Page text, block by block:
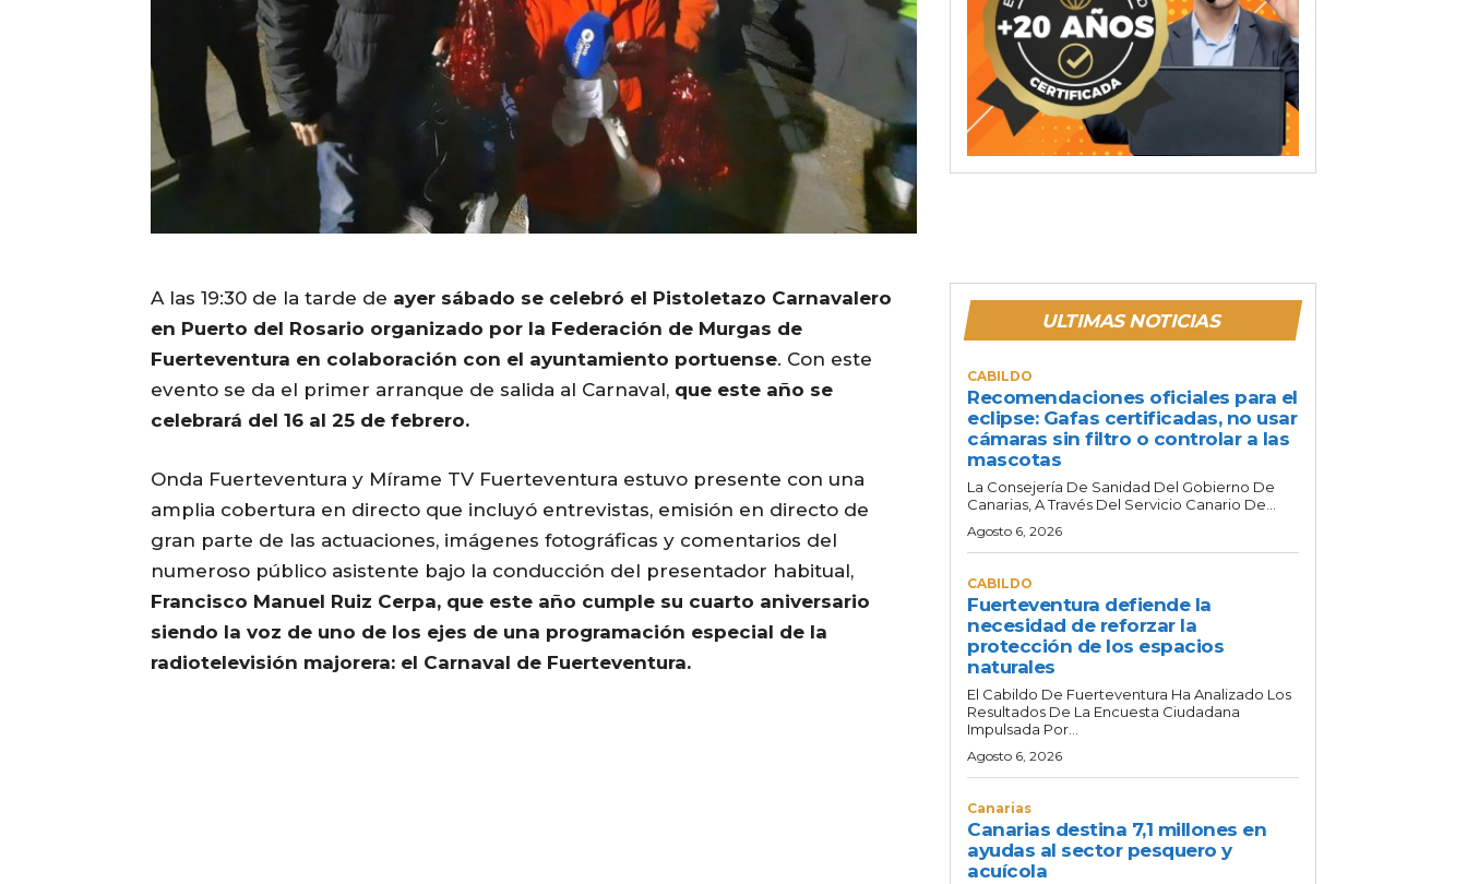
A las 19:30 de la tarde de ayer sábado se celebró el Pistoletazo Carnavalero
en Puerto del Rosario organizado por la Federación de Murgas de
Fuerteventura en colaboración con el ayuntamiento portuense. Con este
evento se da el primer arranque de salida al Carnaval, que este año se
celebrará del 16 al 25 de febrero.
Onda Fuerteventura y Mírame TV Fuerteventura estuvo presente con una
amplia cobertura en directo que incluyó entrevistas, emisión en directo de
gran parte de las actuaciones, imágenes fotográficas y comentarios del
numeroso público asistente bajo la conducción del presentador habitual,
Francisco Manuel Ruiz Cerpa, que este año cumple su cuarto aniversario
siendo la voz de uno de los ejes de una programación especial de la
radiotelevisión majorera: el Carnaval de Fuerteventura.
ULTIMAS NOTICIAS
CABILDO
Recomendaciones oficiales para el
eclipse: Gafas certificadas, no usar
cámaras sin filtro o controlar a las
mascotas
La Consejería De Sanidad Del Gobierno De
Canarias, A Través Del Servicio Canario De...
Agosto 6, 2026
CABILDO
Fuerteventura defiende la
necesidad de reforzar la
protección de los espacios
naturales
El Cabildo De Fuerteventura Ha Analizado Los
Resultados De La Encuesta Ciudadana
Impulsada Por...
Agosto 6, 2026
Canarias
Canarias destina 7,1 millones en
ayudas al sector pesquero y
acuícola